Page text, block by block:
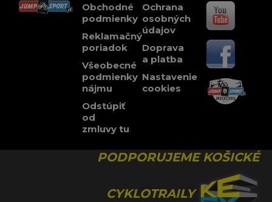
Obchodné
podmienky
Reklamačný
poriadok
Všeobecné
podmienky
nájmu
Odstúpiť
od
zmluvy tu
Ochrana
osobných
údajov
Doprava
a platba
Nastavenie
cookies
PODPORUJEME KOŠICKÉ
CYKLOTRAILY